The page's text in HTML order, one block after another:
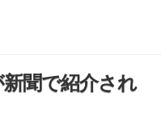
聞で紹介され